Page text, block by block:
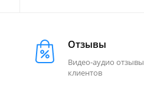
Отзывы
Видео-аудио
клиентов